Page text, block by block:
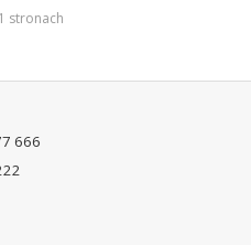
stronach
666